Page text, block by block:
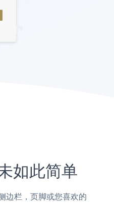
如此简单
栏，页脚或您喜欢的